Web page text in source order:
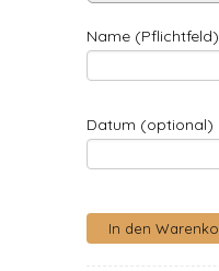
Name (Pflichtfeld)
Datum (optional)